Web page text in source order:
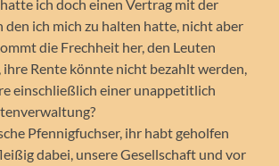
ich doch einen Vertrag mit der
den ich mich zu halten hatte, nicht aber
die Frechheit her, den Leuten
ihre Rente könnte nicht bezahlt werden,
einschließlich einer unappetitlich
Pfennigfuchser, ihr habt geholfen
dabei, unsere Gesellschaft und vor